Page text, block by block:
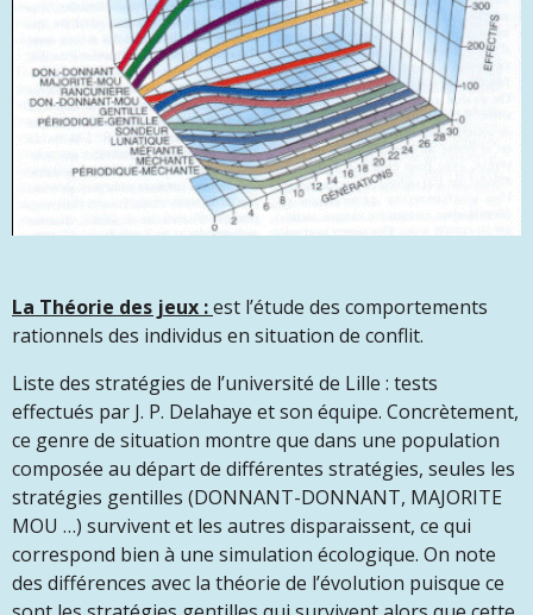
La Théorie des jeux :est l’étude des comportements
rationnels des individus en situation de conflit.
Liste des stratégies de l’université de Lille : tests
effectués par J. P. Delahaye et son équipe. Concrètement,
ce genre de situation montre que dans une population
composée au départ de différentes stratégies, seules les
stratégies gentilles (DONNANT-DONNANT, MAJORITE
MOU …) survivent et les autres disparaissent, ce qui
correspond bien à une simulation écologique. On note
des différences avec la théorie de l’évolution puisque ce